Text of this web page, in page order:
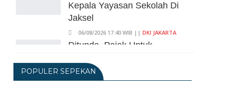
Kepala Yayasan Sekolah Di
Jaksel
06/08/2026 17:40 WIB || DKI JAKARTA
Ditunda, Pajak Untuk
Diterapkan 1 November 2026
POPULER SEPEKAN